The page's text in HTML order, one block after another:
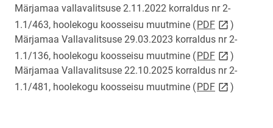
Märjamaa vallavalitsuse 2.11.2022 korraldus nr 2-
1.1/463, hoolekogu koosseisu muutmine (PDFlink opens
)
Märjamaa Vallavalitsuse 29.03.2023 korraldus nr 2-
1.1/136, hoolekogu koosseisu muutmine (PDFlink opens
)
Märjamaa Vallavalitsuse 22.10.2025 korraldus nr 2-
1.1/481, hoolekogu koosseisu muutmine (PDFlink opens
)